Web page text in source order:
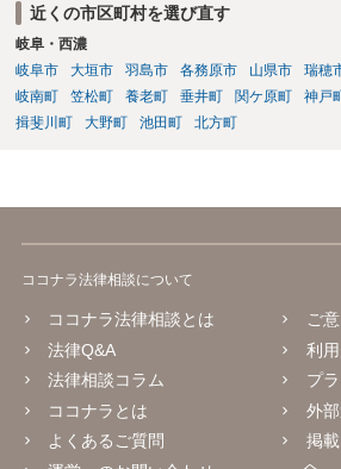
近くの市区町村を選び直す
岐阜・西濃
岐阜市
大垣市 羽島市 各務原市 山県市 瑞穂
岐南町
笠松町 養老町 垂井町 関ケ原町 神戸
揖斐川町
大野町 池田町 北方町
ココナラ法律相談について
ココナラ法律相談とは
法律Q&A
法律相談コラム
ココナラとは
よくあるご質問
ご
利
プ
外
掲